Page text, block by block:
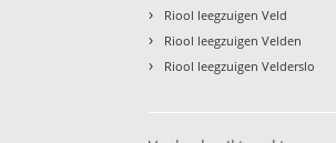
› Riool leegzuigen Veld
› Riool leegzuigen Velden
› Riool leegzuigen Velderslo